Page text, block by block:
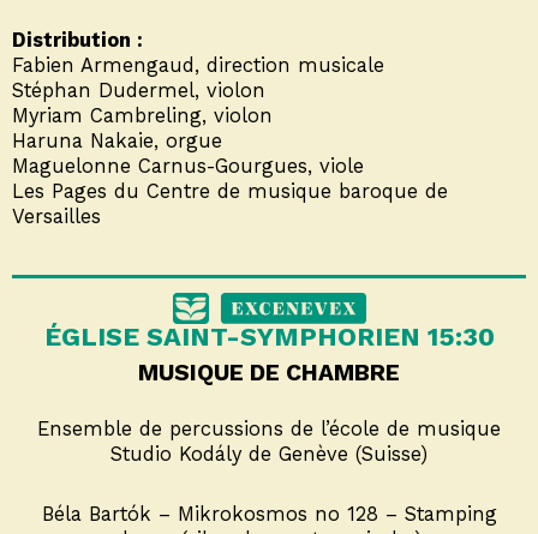
Distribution :
Fabien Armengaud, direction musicale
Stéphan Dudermel, violon
Myriam Cambreling, violon
Haruna Nakaie, orgue
Maguelonne Carnus-Gourgues, viole
Les Pages du Centre de musique baroque de
Versailles
ÉGLISE SAINT-SYMPHORIEN 15:30
MUSIQUE DE CHAMBRE
Ensemble de percussions de l’école de musique
Studio Kodály de Genève (Suisse)
Béla Bartók – Mikrokosmos no 128 – Stamping